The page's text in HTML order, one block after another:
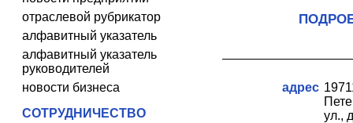
отраслевой рубрикатор
алфавитный указатель
алфавитный указатель
руководителей
новости бизнеса
СОТРУДНИЧЕСТВО
адрес
ул.,